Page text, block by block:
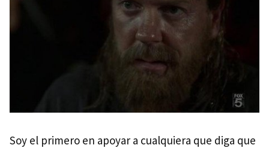
Soy el primero en apoyar a cualquiera que diga que